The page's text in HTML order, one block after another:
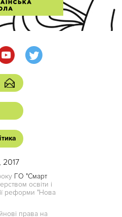
2017
ГО "Смарт
освіти і
реформи "Нова
права на